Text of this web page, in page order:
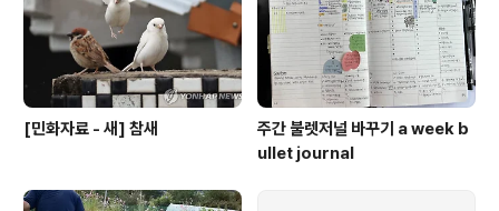
[민화자료 - 새] 참새
주간 불렛저널 바꾸기 a week b
ullet journal